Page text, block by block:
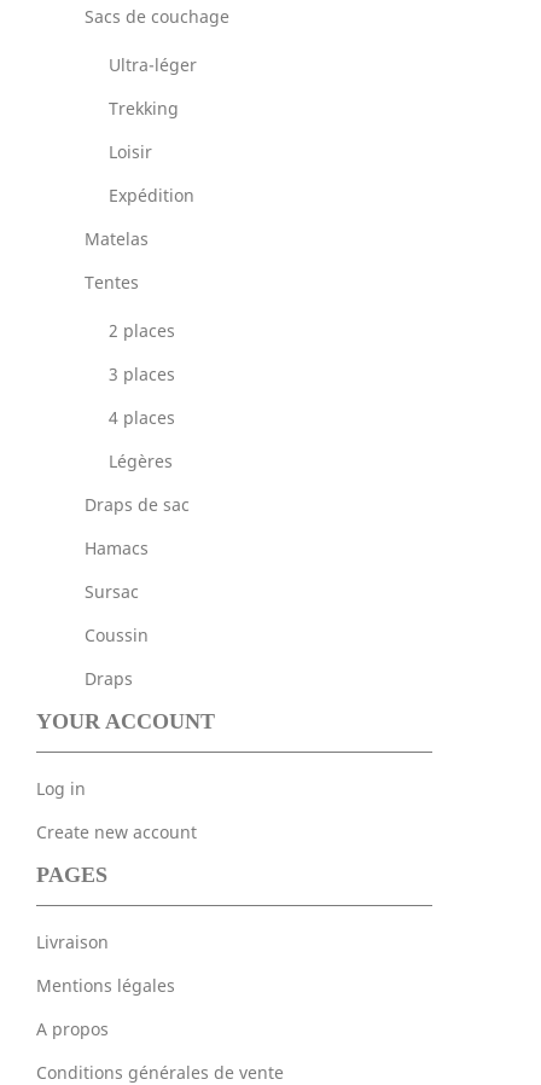
Sacs de couchage
Ultra-léger
Trekking
Loisir
Expédition
Matelas
Tentes
2 places
3 places
4 places
Légères
Draps de sac
Hamacs
Sursac
Coussin
Draps
YOUR ACCOUNT
Log in
Create new account
PAGES
Livraison
Mentions légales
A propos
Conditions générales de vente